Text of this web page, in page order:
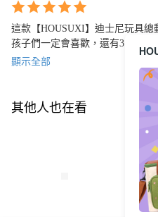
這款【HOUSUXI】迪士尼玩具
孩子們一定會喜歡，還有316不鏽
棒，我很滿意！
顯示全部
其他人也在看